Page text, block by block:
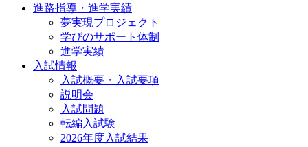
進路指導・進学実績
夢実現プロジェクト
学びのサポート体制
進学実績
入試情報
入試概要・入試要項
説明会
入試問題
転編入試験
2026年度入試結果